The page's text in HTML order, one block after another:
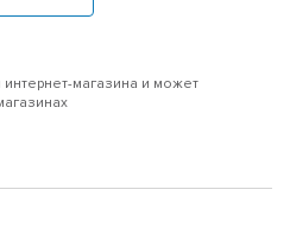
интернет-магазина и может